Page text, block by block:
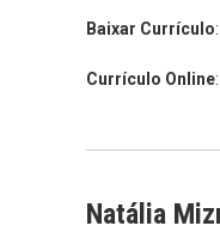
Baixar Currículo:
Currículo Online:
Natália